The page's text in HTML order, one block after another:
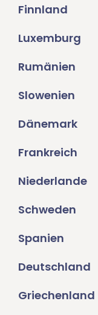
Finnland
Luxemburg
Rumänien
Slowenien
Dänemark
Frankreich
Niederlande
Schweden
Spanien
Deutschland
Griechenland